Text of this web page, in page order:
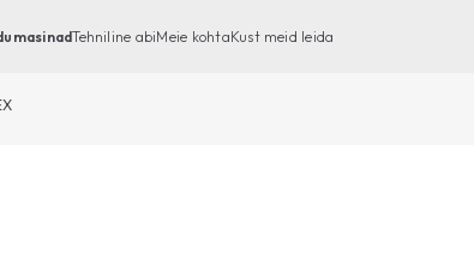
Tehniline abiMeie kohtaKust meid leida